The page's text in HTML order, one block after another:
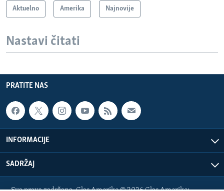
Aktuelno Amerika Najnovije
Nastavi čitati
PRATITE NAS
INFORMACIJE
SADRŽAJ